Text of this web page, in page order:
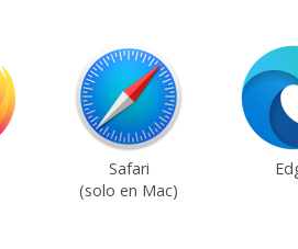
Safari
(solo en Mac)